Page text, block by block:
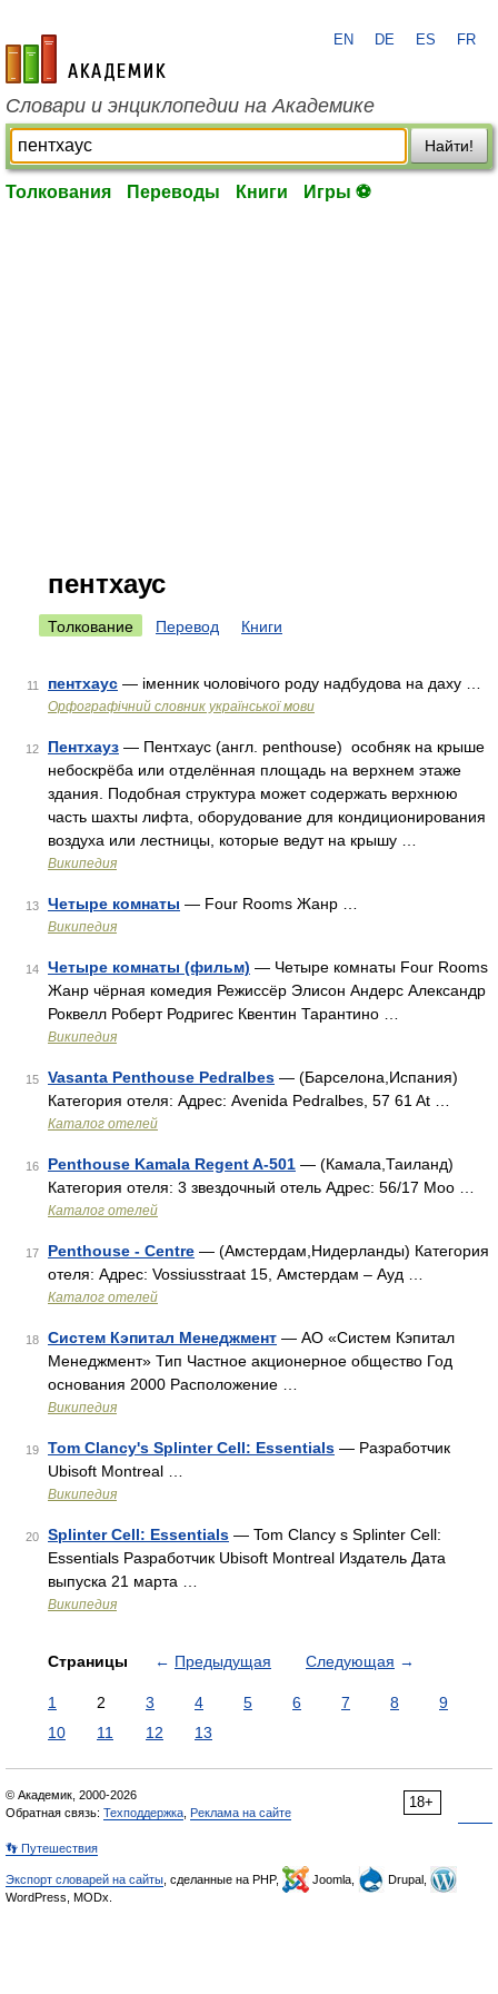
academic.ru
EN DE ES FR
Словари и энциклопедии на Академике
Найти!
Толкования Переводы Книги Игры ⚽
пентхаус
Толкование Перевод Книги
11 пентхаус — іменник чоловічого роду надбудова на даху …
Орфографічний словник української мови
12 Пентхауз — Пентхаус (англ. penthouse) особняк на крыше
небоскрёба или отделённая площадь на верхнем этаже
здания. Подобная структура может содержать верхнюю
часть шахты лифта, оборудование для кондиционирования
воздуха или лестницы, которые ведут на крышу …
Википедия
13 Четыре комнаты — Four Rooms Жанр …
Википедия
14 Четыре комнаты (фильм) — Четыре комнаты Four Rooms
Жанр чёрная комедия Режиссёр Элисон Андерс Александр
Роквелл Роберт Родригес Квентин Тарантино …
Википедия
15 Vasanta Penthouse Pedralbes — (Барселона,Испания)
Категория отеля: Адрес: Avenida Pedralbes, 57 61 At …
Каталог отелей
16 Penthouse Kamala Regent A-501 — (Камала,Таиланд)
Категория отеля: 3 звездочный отель Адрес: 56/17 Moo …
Каталог отелей
17 Penthouse - Centre — (Амстердам,Нидерланды) Категория
отеля: Адрес: Vossiusstraat 15, Амстердам – Ауд …
Каталог отелей
18 Систем Кэпитал Менеджмент — АО «Систем Кэпитал
Менеджмент» Тип Частное акционерное общество Год
основания 2000 Расположение …
Википедия
19 Tom Clancy's Splinter Cell: Essentials — Разработчик
Ubisoft Montreal …
Википедия
20 Splinter Cell: Essentials — Tom Clancy s Splinter Cell:
Essentials Разработчик Ubisoft Montreal Издатель Дата
выпуска 21 марта …
Википедия
Страницы ← Предыдущая Следующая →
1 2 3 4 5 6 7 8
9
10
11 12 13
18+
© Академик, 2000-2026
Обратная связь: Техподдержка Реклама на сайте
👣 Путешествия
Экспорт словарей на сайты , сделанные на PHP, Joomla,
Drupal,
WordPress, MODx.